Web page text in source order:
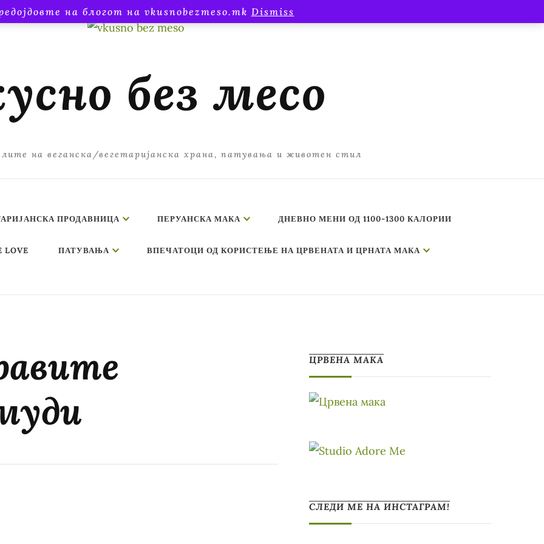
на блогот на vkusnobezmeso.mk Dismiss
без месо
на веганска/вегетаријанска храна, патувања и животен стил
ПРОДАВНИЦА ПЕРУАНСКА МАКА ДНЕВНО МЕНИ ОД 1100-1300 КАЛОРИИ
LOVE ПАТУВАЊА ВПЕЧАТОЦИ ОД КОРИСТЕЊЕ НА ЦРВЕНАТА И ЦРНАТА МАКА
ЦРВЕНА МАКА
СЛЕДИ МЕ НА ИНСТАГРАМ!